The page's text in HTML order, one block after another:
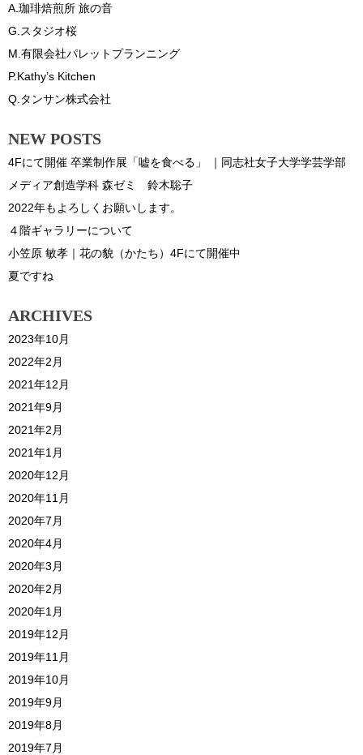
A.珈琲焙煎所 旅の音
G.スタジオ桜
M.有限会社パレットプランニング
P.Kathy’s Kitchen
Q.タンサン株式会社
NEW POSTS
4Fにて開催 卒業制作展「嘘を食べる」 ｜同志社女子大学学芸学部
メディア創造学科 森ゼミ 鈴木聡子
2022年もよろしくお願いします。
４階ギャラリーについて
小笠原 敏孝｜花の貌（かたち）4Fにて開催中
夏ですね
ARCHIVES
2023年10月
2022年2月
2021年12月
2021年9月
2021年2月
2021年1月
2020年12月
2020年11月
2020年7月
2020年4月
2020年3月
2020年2月
2020年1月
2019年12月
2019年11月
2019年10月
2019年9月
2019年8月
2019年7月